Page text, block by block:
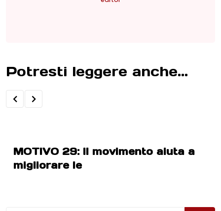
Potresti leggere anche...
MOTIVO 29: Il movimento aiuta a
migliorare le